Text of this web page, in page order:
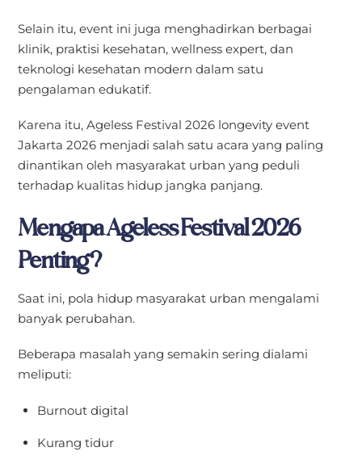
Selain itu, event ini juga menghadirkan berbagai
klinik, praktisi kesehatan, wellness expert, dan
teknologi kesehatan modern dalam satu
pengalaman edukatif.
Karena itu, Ageless Festival 2026 longevity event
Jakarta 2026 menjadi salah satu acara yang paling
dinantikan oleh masyarakat urban yang peduli
terhadap kualitas hidup jangka panjang.
Mengapa Ageless Festival 2026
Penting?
Saat ini, pola hidup masyarakat urban mengalami
banyak perubahan.
Beberapa masalah yang semakin sering dialami
meliputi:
Burnout digital
Kurang tidur